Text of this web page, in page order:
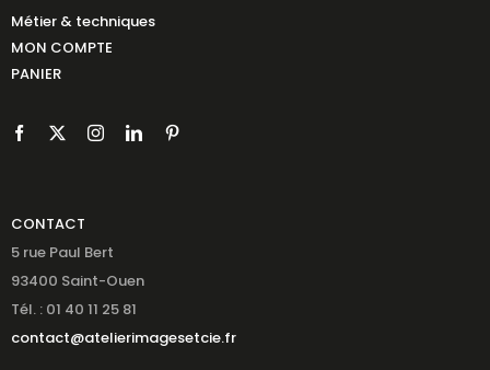
Métier & techniques
MON COMPTE
PANIER
CONTACT
5 rue Paul Bert
93400 Saint-Ouen
Tél. : 01 40 11 25 81
contact@atelierimagesetcie.fr